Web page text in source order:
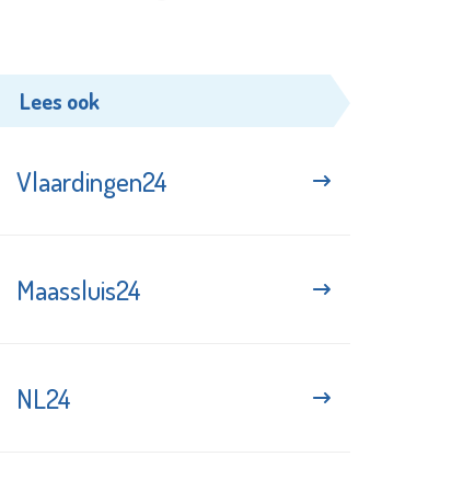
Lees ook
Vlaardingen24
Maassluis24
NL24